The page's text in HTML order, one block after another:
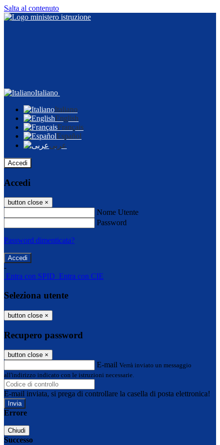
Salta al contenuto
Italiano
Italiano
English
Français
Español
عربى
Accedi
Accedi
button close ×
Nome Utente
Password
Password dimenticata?
-
Entra con SPID Entra con CIE
Seleziona utente
button close ×
Recupero password
button close ×
E-mail Verrà inviato un messaggio
all'indirizzo indicato con le istruzioni necessarie.
E-mail inviata, si prega di controllare la casella di posta elettronica!
Errore
Chiudi
Successo